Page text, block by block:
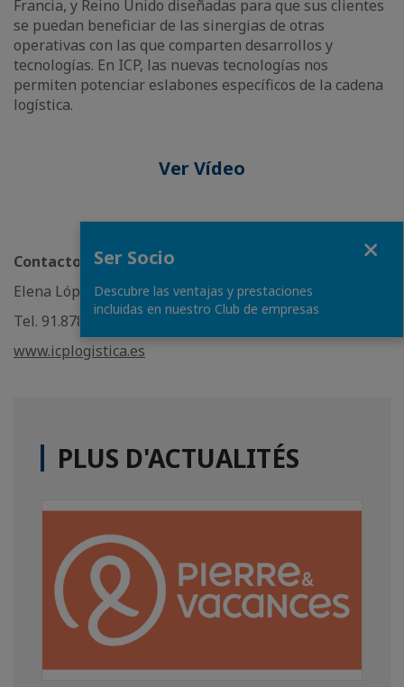
Francia, y Reino Unido diseñadas para que sus clientes
se puedan beneficiar de las sinergias de otras
operativas con las que comparten desarrollos y
tecnologías. En ICP, las nuevas tecnologías nos
permiten potenciar eslabones específicos de la cadena
logística.
Ver Vídeo
Contacto
Elena López Arroyo, dpto. Comercial
Tel. 91.878.33. 31 Mv: 676 45 66 93
www.icplogistica.es
PLUS D'ACTUALITÉS
Ser Socio
Descubre las ventajas y prestaciones
incluidas en nuestro Club de empresas